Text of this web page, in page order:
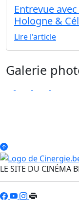
Entrevue
Hologne &
Lire l'article
Galerie
LE SITE DU CINÉMA